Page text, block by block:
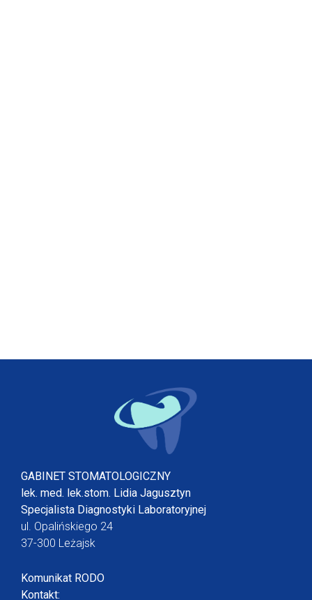
GABINET STOMATOLOGICZNY
lek. med. lek.stom. Lidia Jagusztyn
Specjalista Diagnostyki Laboratoryjnej
ul. Opalińskiego 24
37-300 Leżajsk
Komunikat RODO
Kontakt: